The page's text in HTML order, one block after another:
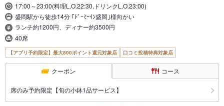
17:00～23:00(料理L.O.22:30,ドリンクL.O.23:00)
盛岡駅から徒歩14分 ｢ﾄﾞｰﾐｰｲﾝ盛岡｣様向かい
ランチ約1200円、ディナー約3500円
40席
【アプリ予約限定】最大800ポイント還元対象店 口コミ投稿特典対象店
クーポン コース
席のみ予約限定【旬の小鉢1品サービス】